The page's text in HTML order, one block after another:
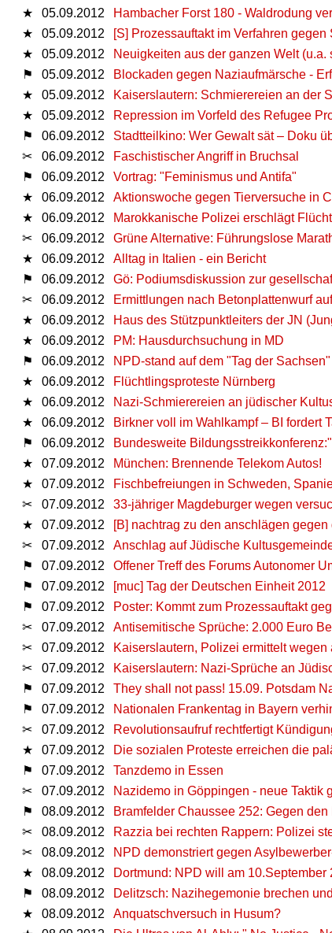
★
05.09.2012
Hambacher Forst 180 - Waldrodung
★
05.09.2012
[S] Prozessauftakt im Verfahren gegen
★
05.09.2012
Neuigkeiten aus der ganzen Welt
⚑
05.09.2012
Blockaden gegen Naziaufmärsche -
★
05.09.2012
Kaiserslautern: Schmierereien an der
★
05.09.2012
Repression im Vorfeld des Refugee
⚑
06.09.2012
Stadtteilkino: Wer Gewalt sät – Doku
✂
06.09.2012
Faschistischer Angriff in Bruchsal
⚑
06.09.2012
Vortrag: "Feminismus und Antifa"
★
06.09.2012
Aktionswoche gegen Tierversuche in
★
06.09.2012
Marokkanische Polizei erschlägt
✂
06.09.2012
Grüne Alternative: Führungslose
★
06.09.2012
Alltag in Italien - ein Bericht
⚑
06.09.2012
Gö: Podiumsdiskussion zur
✂
06.09.2012
Ermittlungen nach Betonplattenwurf
★
06.09.2012
Haus des Stützpunktleiters der JN
★
06.09.2012
PM: Hausdurchsuchung in MD
⚑
06.09.2012
NPD-stand auf dem "Tag der
★
06.09.2012
Flüchtlingsproteste Nürnberg
★
06.09.2012
Nazi-Schmierereien an jüdischer
★
06.09.2012
Birkner voll im Wahlkampf – BI fordert
⚑
06.09.2012
Bundesweite
★
07.09.2012
München: Brennende Telekom Autos!
★
07.09.2012
Fischbefreiungen in Schweden,
✂
07.09.2012
33-jähriger Magdeburger wegen
★
07.09.2012
[B] nachtrag zu den anschlägen
✂
07.09.2012
Anschlag auf Jüdische
⚑
07.09.2012
Offener Treff des Forums Autonomer
⚑
07.09.2012
[muc] Tag der Deutschen Einheit 2012
⚑
07.09.2012
Poster: Kommt zum Prozessauftakt
✂
07.09.2012
Antisemitische Sprüche: 2.000 Euro
✂
07.09.2012
Kaiserslautern, Polizei ermittelt
✂
07.09.2012
Kaiserslautern: Nazi-Sprüche an
⚑
07.09.2012
They shall not pass! 15.09. Potsdam
⚑
07.09.2012
Nationalen Frankentag in Bayern
✂
07.09.2012
Revolutionsaufruf rechtfertigt
★
07.09.2012
Die sozialen Proteste erreichen die
⚑
07.09.2012
Tanzdemo in Essen
✂
07.09.2012
Nazidemo in Göppingen - neue Taktik
⚑
08.09.2012
Bramfelder Chaussee 252: Gegen den
✂
08.09.2012
Razzia bei rechten Rappern: Polizei
✂
08.09.2012
NPD demonstriert gegen
★
08.09.2012
Dortmund: NPD will am
⚑
08.09.2012
Delitzsch: Nazihegemonie brechen
★
08.09.2012
Anquatschversuch in Husum?